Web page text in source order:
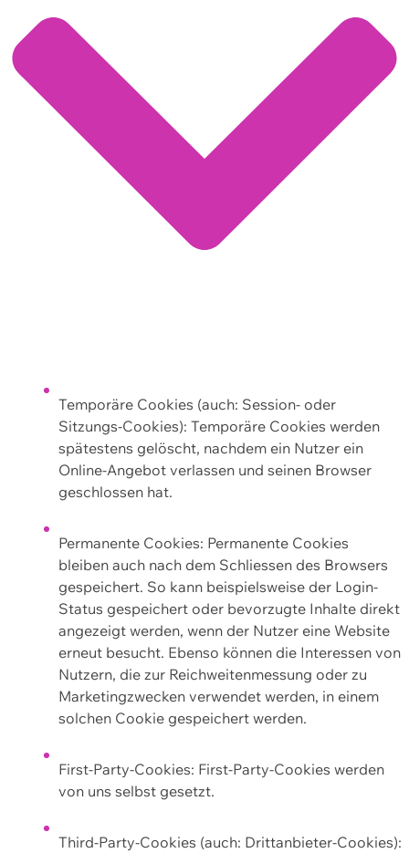
Temporäre Cookies (auch: Session- oder
Sitzungs-Cookies): Temporäre Cookies werden
spätestens gelöscht, nachdem ein Nutzer ein
Online-Angebot verlassen und seinen Browser
geschlossen hat.
Permanente Cookies: Permanente Cookies
bleiben auch nach dem Schliessen des Browsers
gespeichert. So kann beispielsweise der Login-
Status gespeichert oder bevorzugte Inhalte direkt
angezeigt werden, wenn der Nutzer eine Website
erneut besucht. Ebenso können die Interessen von
Nutzern, die zur Reichweitenmessung oder zu
Marketingzwecken verwendet werden, in einem
solchen Cookie gespeichert werden.
First-Party-Cookies: First-Party-Cookies werden
von uns selbst gesetzt.
Third-Party-Cookies (auch: Drittanbieter-Cookies):